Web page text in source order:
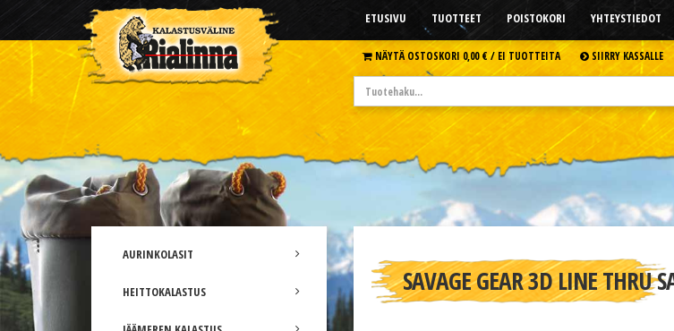
ETUSIVU TUOTTEET POISTOKORI YHTEYSTIEDOT
NÄYTÄ OSTOSKORI 0,00 € /EI TUOTTEITA SIIRRY KASSALLE
AURINKOLASIT
HEITTOKALASTUS SAVAGE GEAR 3D LINE THRU